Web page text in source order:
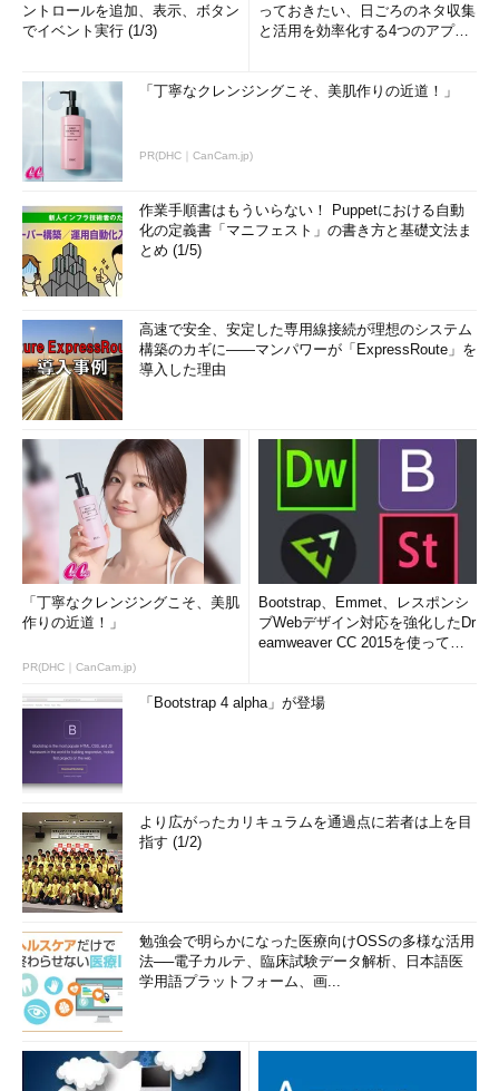
ントロールを追加、表示、ボタン
でイベント実行 (1/3)
っておきたい、日ごろのネタ収集
と活用を効率化する4つのアプリ
「丁寧なクレンジングこそ、美肌作りの近道！」
PR(DHC｜CanCam.jp)
作業手順書はもういらない！ Puppetにおける自動
化の定義書「マニフェスト」の書き方と基礎文法ま
とめ (1/5)
高速で安全、安定した専用線接続が理想のシステム
構築のカギに――マンパワーが「ExpressRoute」を
導入した理由
「丁寧なクレンジングこそ、美肌
作りの近道！」
PR(DHC｜CanCam.jp)
Bootstrap、Emmet、レスポンシ
ブWebデザイン対応を強化したDr
eamweaver CC 2015を使って
「Bootstrap 4 alpha」が登場
より広がったカリキュラムを通過点に若者は上を目
指す (1/2)
勉強会で明らかになった医療向けOSSの多様な活用
法──電子カルテ、臨床試験データ解析、日本語医
学用語プラットフォーム、画...